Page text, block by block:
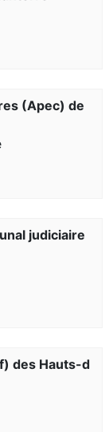
(Apec) de
judiciaire
des Hauts-d